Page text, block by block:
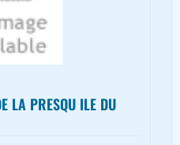
LA PRESQU ILE DU